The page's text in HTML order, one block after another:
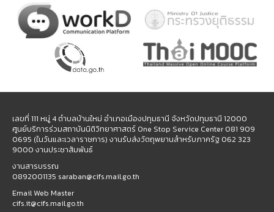
เลขที่ 111 หมู่ 4 ตำบลบ้านใหม่ อำเภอเมืองปทุมธานี จังหวัดปทุมธานี 12000
ศูนย์บริการร่วมสถาบันนิติวิทยาศาสตร์ One Stop Service Center 081 909
0695 (ในวันและเวลาราชการ) งานรับส่งวัตถุพยานสำหรับภาครัฐ 062 323
9000 งานประชาสัมพันธ์
งานสารบรรณ
0892001135 saraban@cifs.mail.go.th
Email Web Master
cifs.it@cifs.mail.go.th